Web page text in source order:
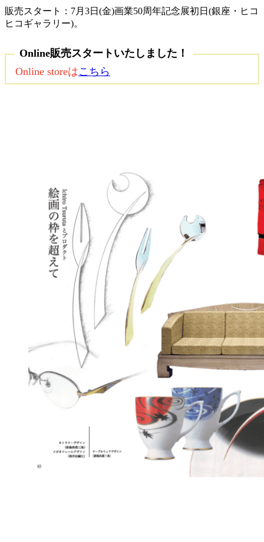
販売スタート：7月3日(金)画業50周年記念展初日(銀座・ヒコ
ヒコギャラリー)。
Online販売スタートいたしました！
Online storeはこちら